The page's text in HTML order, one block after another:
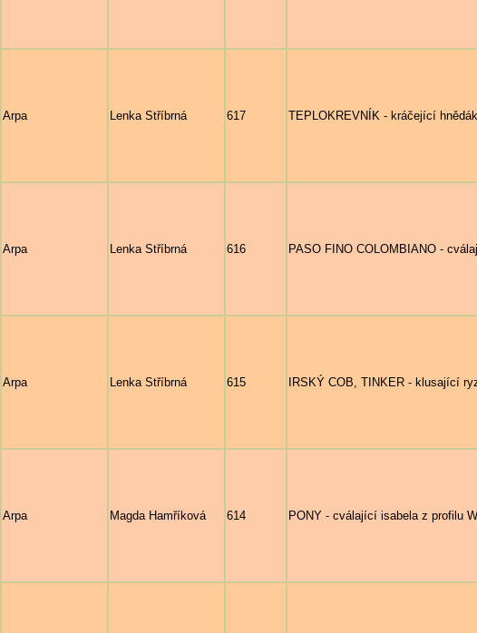
Arpa Lenka Stříbrná 617 TEPLOKREVNÍK - kráčející
Arpa Lenka Stříbrná 616 PASO FINO COLOMBIANO -
Arpa Lenka Stříbrná 615 IRSKÝ COB, TINKER - klusající
Arpa Magda Hamříková 614 PONY - cválající isabela z profilu